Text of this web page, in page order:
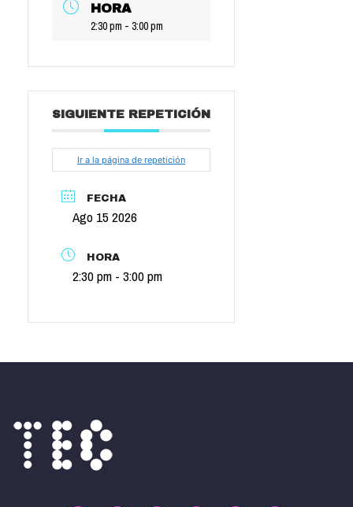
HORA
2:30 pm - 3:00 pm
SIGUIENTE REPETICIÓN
Ir a la página de repetición
FECHA
Ago 15 2026
HORA
2:30 pm - 3:00 pm